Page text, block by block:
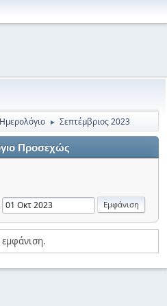
Ημερολόγιο ► Σεπτέμβριος 2023
Προσεχώς